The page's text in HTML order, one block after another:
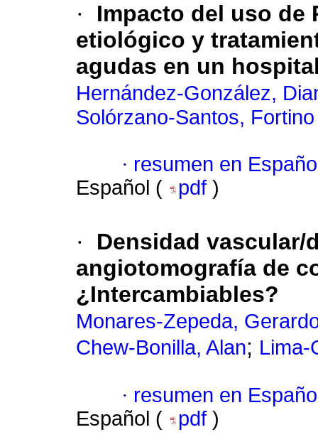
·
Impacto del uso de
etiológico y
agudas en un
Hernández-González,
Solórzano-Santos, Fortino
· resumen en
Español (
pdf )
·
Densidad
angiotomografía de
¿Intercambiables?
Monares-Zepeda,
Chew-Bonilla, Alan; Lima-
· resumen en
Español (
pdf )